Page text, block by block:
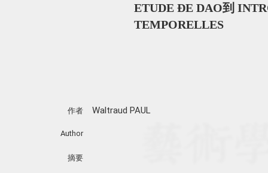
ETUDE ÐE DAO到
TEMPORELLES
作者 Waltraud PAUL
Author
摘要